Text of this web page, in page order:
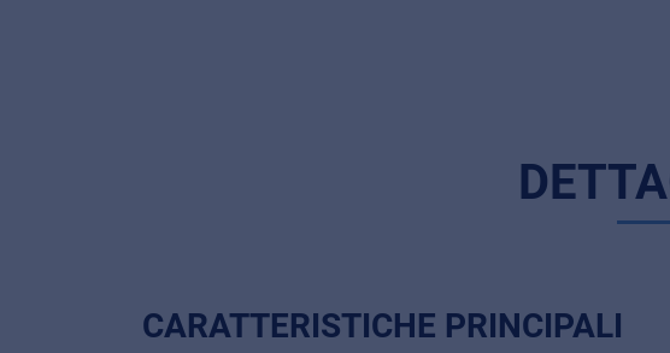
CARATTERISTICHE PRINCIPALI